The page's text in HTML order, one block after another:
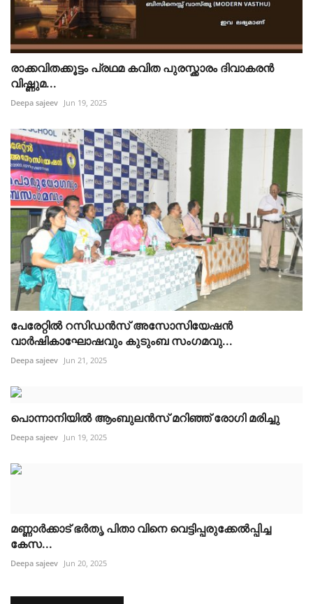
രാക്കവിതക്കൂട്ടം പ്രഥമ കവിത പുരസ്ക്കാരം ദിവാകരൻ
വിഷ്ണുമ...
Deepa sajeev Jun 19, 2025
പേരേറ്റിൽ റസിഡൻസ് അസോസിയേഷൻ
വാർഷികാഘോഷവും കുടുംബ സംഗമവു...
Deepa sajeev Jun 21, 2025
പൊന്നാനിയിൽ ആംബുലൻസ് മറിഞ്ഞ് രോഗി മരിച്ചു
Deepa sajeev Jun 19, 2025
മണ്ണാർക്കാട് ഭർതൃ പിതാ വിനെ വെട്ടിപ്പരുക്കേൽപ്പിച്ച
കേസ...
Deepa sajeev Jun 20, 2025